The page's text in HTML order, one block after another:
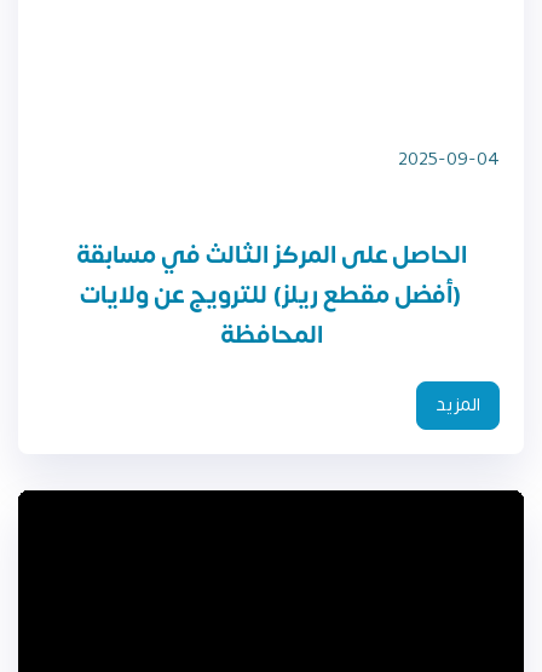
2025-09-04
الحاصل على المركز الثالث في مسابقة
(أفضل مقطع ريلز) للترويج عن ولايات
المحافظة
المزيد